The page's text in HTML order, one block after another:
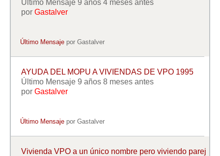
Último Mensaje 9 años 4 meses antes
por Gastalver
Último Mensaje porGastalver
AYUDA DEL MOPU A VIVIENDAS DE VPO 1995
Último Mensaje 9 años 8 meses antes
por Gastalver
Último Mensaje porGastalver
Vivienda VPO a un único nombre pero viviendo parej